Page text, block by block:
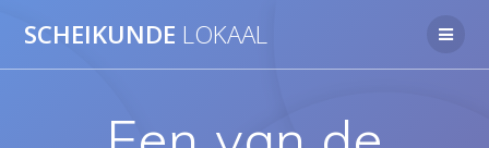
naar
SCHEIKUNDE LOKAAL